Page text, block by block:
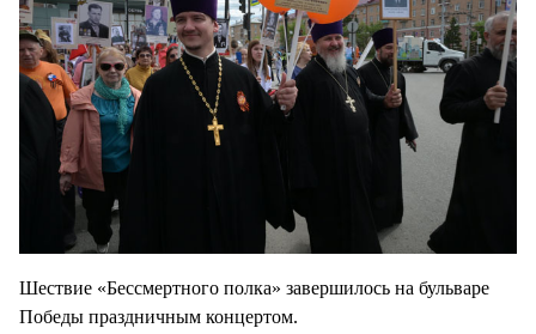
Шествие «Бессмертного полка» завершилось на бульваре
Победы праздничным концертом.